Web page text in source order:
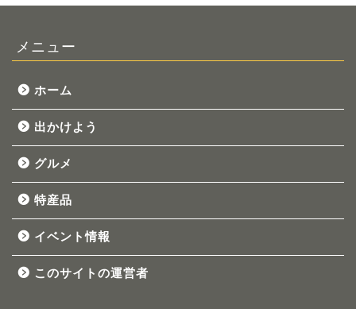
メニュー
ホーム
出かけよう
グルメ
特産品
イベント情報
このサイトの運営者